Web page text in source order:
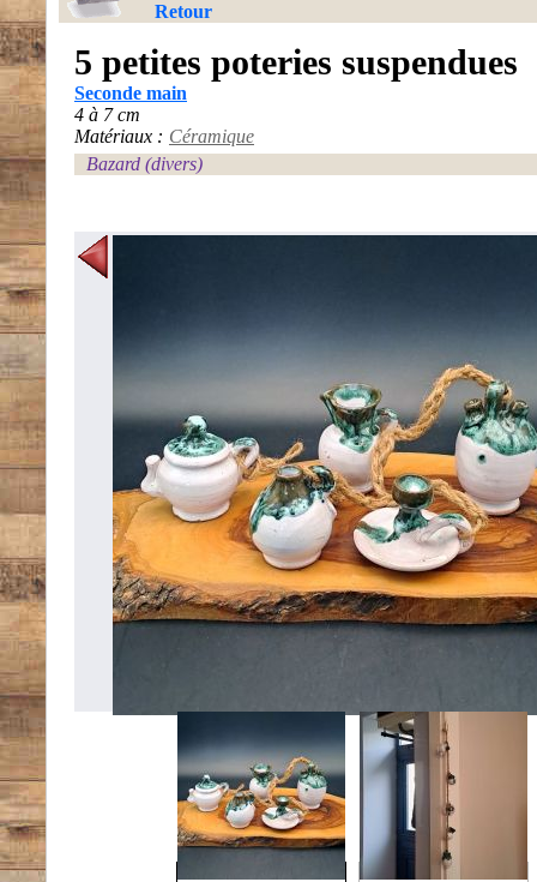
Retour
5 petites poteries suspendues
Seconde main
4 à 7 cm
Matériaux : Céramique
Bazard (divers)